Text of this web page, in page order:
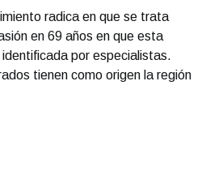
radica en que se trata
en 69 años en que esta
por especialistas.
tienen como origen la región